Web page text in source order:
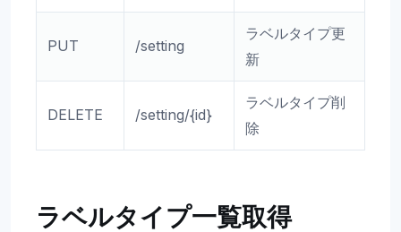
PUT /setting
ラベルタイプ更
新
DELETE /setting/{id}
ラベルタイプ削
除
ラベルタイプ一覧取得